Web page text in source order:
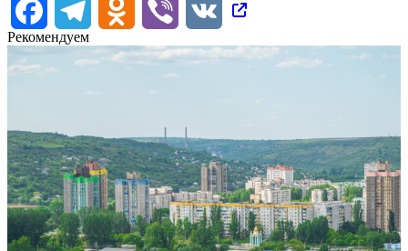
FacebookTelegram Odnoklassniki
Viber
VK
Рекомендуем